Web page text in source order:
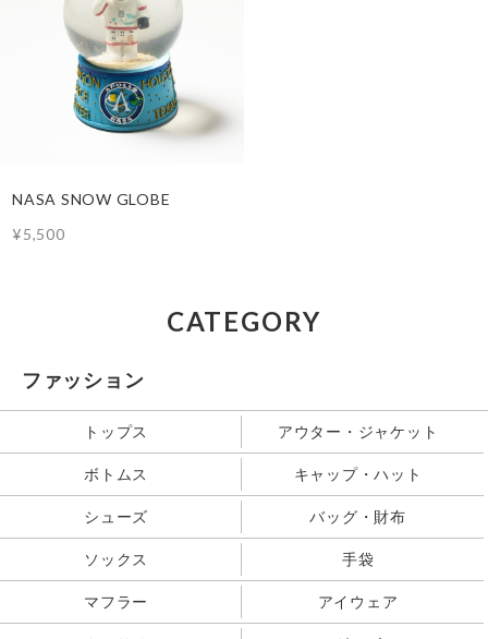
NASA SNOW GLOBE
¥5,500
CATEGORY
ファッション
トップス アウター・ジャケット
ボトムス キャップ・ハット
シューズ バッグ・財布
ソックス 手袋
マフラー アイウェア